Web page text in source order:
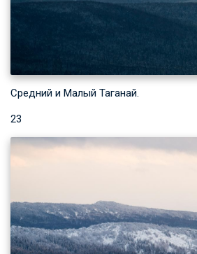
Средний и Малый Таганай.
23